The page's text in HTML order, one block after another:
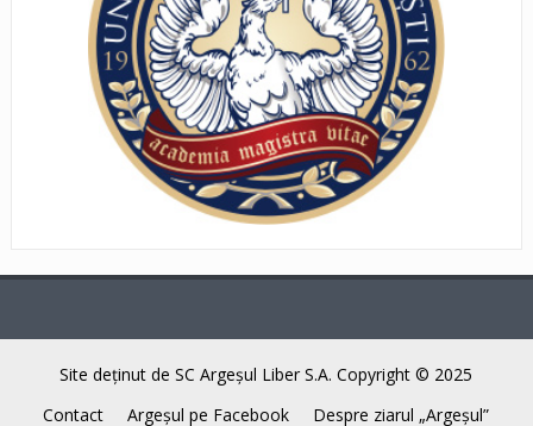
Site deţinut de SC Argeşul Liber S.A. Copyright © 2025
Contact
Argeşul pe Facebook Despre ziarul „Argeşul”